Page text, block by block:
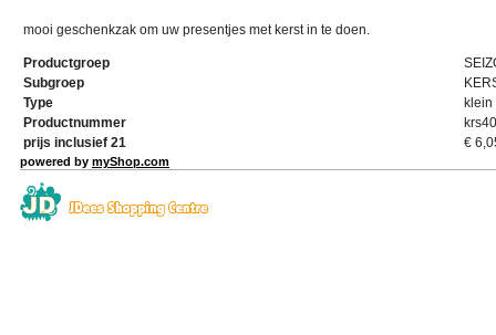
mooi geschenkzak om uw presentjes met kerst in te doen.
Productgroep
Subgroep
Type
klein
Productnummer
prijs inclusief 21
€
powered by myShop.com